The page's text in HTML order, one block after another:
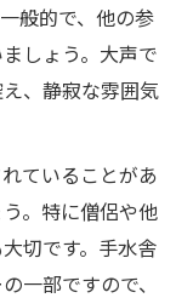
般的で、他の参
しょう。大声で
、静寂な雰囲気
ていることがあ
。特に僧侶や他
切です。手水舎
一部ですので、